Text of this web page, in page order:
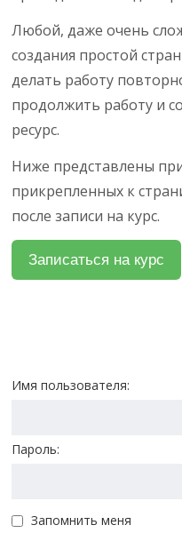
Любой, даже очень
создания простой
делать работу
продолжить работу и
ресурс.
Ниже представлены
прикрепленных к
после записи на курс.
Имя пользователя:
Пароль:
Запомнить меня